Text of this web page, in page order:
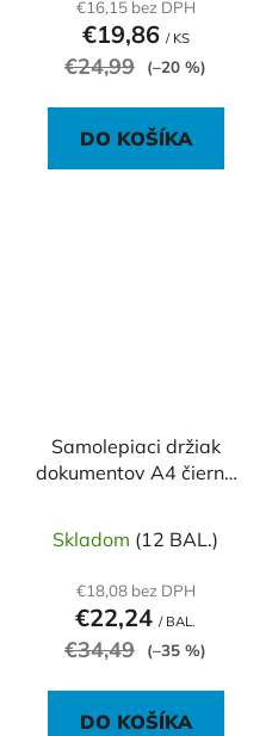
€16,15 bez DPH
€19,86 / KS
€24,99 (–20 %)
DO KOŠÍKA
Samolepiaci držiak
dokumentov A4 čierny
Skladom (12 BAL.)
€18,08 bez DPH
€22,24 / BAL.
€34,49 (–35 %)
DO KOŠÍKA